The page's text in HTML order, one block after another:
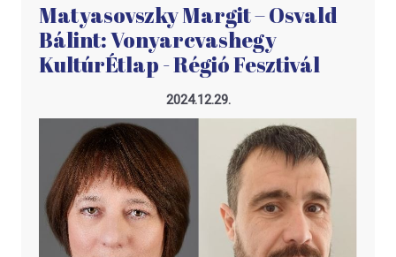
Matyasovszky Margit – Osvald
Bálint: Vonyarcvashegy
KultúrÉtlap - Régió Fesztivál
2024.12.29.